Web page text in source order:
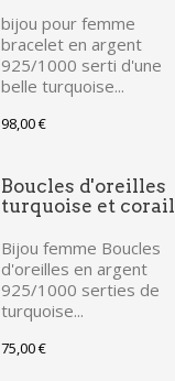
bijou pour femme
bracelet en argent
925/1000 serti d'une
belle turquoise...
98,00 €
Boucles d'oreilles
turquoise et corail
Bijou femme Boucles
d'oreilles en argent
925/1000 serties de
turquoise...
75,00 €